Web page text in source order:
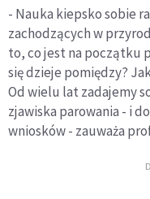
- Nauka kiepsko sobie
zachodzących w
to, co jest na początku
się dzieje pomiędzy?
Od wielu lat zadajemy
zjawiska parowania - i
wniosków - zauważa